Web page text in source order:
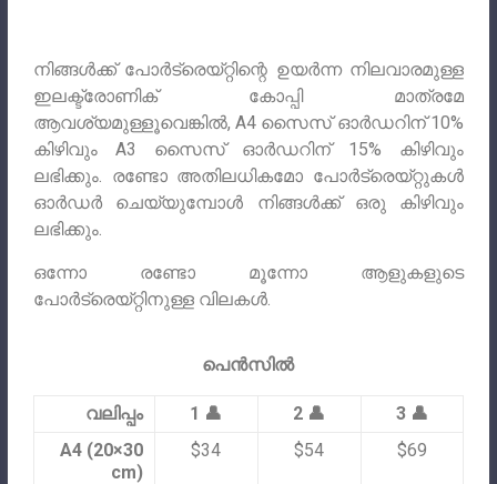
നിങ്ങൾക്ക് പോർട്രെയ്‌റ്റിന്റെ ഉയർന്ന നിലവാരമുള്ള
ഇലക്ട്രോണിക് കോപ്പി മാത്രമേ
ആവശ്യമുള്ളൂവെങ്കിൽ, A4 സൈസ് ഓർഡറിന് 10%
കിഴിവും A3 സൈസ് ഓർഡറിന് 15% കിഴിവും
ലഭിക്കും. രണ്ടോ അതിലധികമോ പോർട്രെയ്റ്റുകൾ
ഓർഡർ ചെയ്യുമ്പോൾ നിങ്ങൾക്ക് ഒരു കിഴിവും
ലഭിക്കും.
ഒന്നോ രണ്ടോ മൂന്നോ ആളുകളുടെ
പോർട്രെയ്‌റ്റിനുള്ള വിലകൾ.
പെൻസിൽ
വലിപ്പം 1 👤 2 👤
3 👤
A4 (20×30
cm)
$34 $54 $69